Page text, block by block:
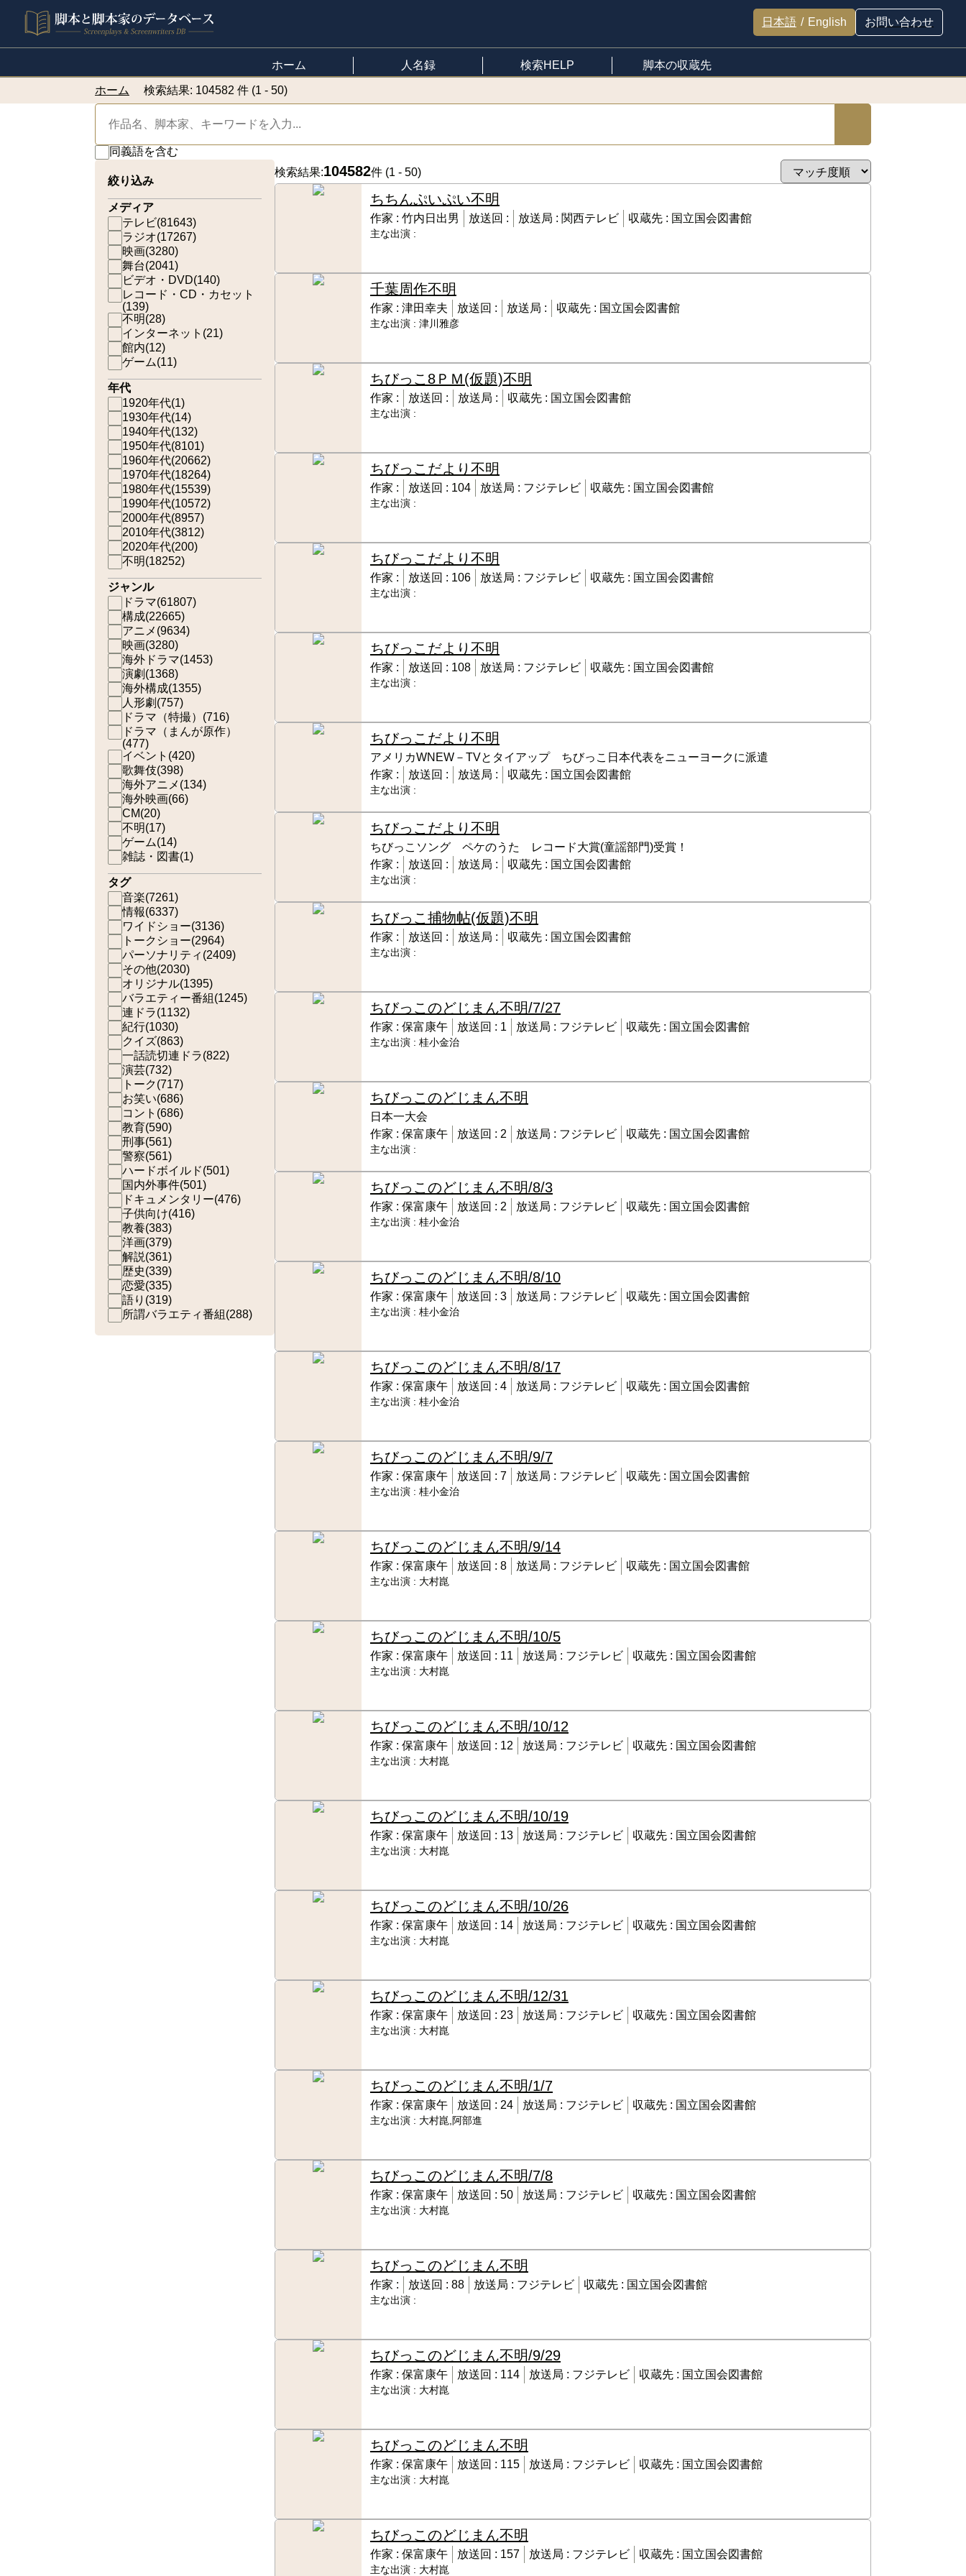
日本語 / English お問い合わせ
ホーム 人名録 検索HELP 脚本の収蔵先
ホーム 検索結果: 104582 件 (1 - 50)
同義語を含む
絞り込み
メディア
テレビ(81643)
ラジオ(17267)
映画(3280)
舞台(2041)
ビデオ・DVD(140)
レコード・CD・カセット
(139)
不明(28)
インターネット (21)
館内(12)
ゲーム(11)
年代
1920年代(1)
1930年代(14)
1940年代(132)
1950年代(8101)
1960年代(20662)
1970年代(18264)
1980年代(15539)
1990年代(10572)
2000年代(8957)
2010年代(3812)
2020年代(200)
不明(18252)
ジャンル
ドラマ(61807)
構成(22665)
アニメ (9634)
映画(3280)
海外ドラマ(1453)
演劇 (1368)
海外構成(1355)
人形劇 (757)
ドラマ（特撮） (716)
ドラマ（まんが原作）
(477)
イベント (420)
歌舞伎(398)
海外アニメ (134)
海外映画(66)
CM(20)
不明(17)
ゲーム(14)
雑誌・図書(1)
タグ
音楽(7261)
情報(6337)
ワイドショー(3136)
トークショー(2964)
パーソナリティ (2409)
その他(2030)
オリジナル(1395)
バラエティー番組(1245)
連ドラ(1132)
紀行(1030)
クイズ(863)
一話読切連ドラ(822)
演芸(732)
トーク(717)
お笑い(686)
コント (686)
教育(590)
刑事(561)
警察(561)
ハードボイルド(501)
国内外事件(501)
ドキュメンタリー(476)
子供向け(416)
教養(383)
洋画(379)
解説(361)
歴史(339)
恋愛(335)
語り (319)
所謂バラエティ番組(288)
検索結果:104582件 (1 - 50)
ちちんぷいぷい不明
作家 : 竹内日出男 放送回 : 放送局 : 関西テレビ 収蔵先 : 国立国会図書館
主な出演 :
千葉周作不明
作家 : 津田幸夫 放送回 : 放送局 : 収蔵先 : 国立国会図書館
主な出演 : 津川雅彦
ちびっこ8ＰＭ(仮題)不明
作家 : 放送回 : 放送局 : 収蔵先 : 国立国会図書館
主な出演 :
ちびっこだより 不明
作家 : 放送回 : 104 放送局 : フジテレビ 収蔵先 : 国立国会図書館
主な出演 :
ちびっこだより 不明
作家 : 放送回 : 106 放送局 : フジテレビ 収蔵先 : 国立国会図書館
主な出演 :
ちびっこだより 不明
作家 : 放送回 : 108 放送局 : フジテレビ 収蔵先 : 国立国会図書館
主な出演 :
ちびっこだより 不明
アメリカWNEW－TVとタイアップ ちびっこ日本代表をニューヨークに派遣
作家 :
放送回 : 放送局 : 収蔵先 : 国立国会図書館
主な出演 :
ちびっこだより 不明
ちびっこソング ペケのうた レコード大賞(童謡部門)受賞！
作家 :
放送回 : 放送局 : 収蔵先 : 国立国会図書館
主な出演 :
ちびっこ捕物帖(仮題)不明
作家 : 放送回 : 放送局 : 収蔵先 : 国立国会図書館
主な出演 :
ちびっこのどじまん不明/7/27
作家 : 保富康午 放送回 : 1 放送局 : フジテレビ 収蔵先 : 国立国会図書館
主な出演 : 桂小金治
ちびっこのどじまん不明
日本一大会
作家 : 保富康午 放送回 : 2 放送局 : フジテレビ 収蔵先 : 国立国会図書館
主な出演 :
ちびっこのどじまん不明/8/3
作家 : 保富康午 放送回 : 2 放送局 : フジテレビ 収蔵先 : 国立国会図書館
主な出演 : 桂小金治
ちびっこのどじまん不明/8/10
作家 : 保富康午 放送回 : 3 放送局 : フジテレビ 収蔵先 : 国立国会図書館
主な出演 : 桂小金治
ちびっこのどじまん不明/8/17
作家 : 保富康午 放送回 : 4 放送局 : フジテレビ 収蔵先 : 国立国会図書館
主な出演 : 桂小金治
ちびっこのどじまん不明/9/7
作家 : 保富康午 放送回 : 7 放送局 : フジテレビ 収蔵先 : 国立国会図書館
主な出演 : 桂小金治
ちびっこのどじまん不明/9/14
作家 : 保富康午 放送回 : 8 放送局 : フジテレビ 収蔵先 : 国立国会図書館
主な出演 : 大村崑
ちびっこのどじまん不明/10/5
作家 : 保富康午 放送回 : 11 放送局 : フジテレビ 収蔵先 : 国立国会図書館
主な出演 : 大村崑
ちびっこのどじまん不明/10/12
作家 : 保富康午 放送回 : 12 放送局 : フジテレビ 収蔵先 : 国立国会図書館
主な出演 : 大村崑
ちびっこのどじまん不明/10/19
作家 : 保富康午 放送回 : 13 放送局 : フジテレビ 収蔵先 : 国立国会図書館
主な出演 : 大村崑
ちびっこのどじまん不明/10/26
作家 : 保富康午 放送回 : 14 放送局 : フジテレビ 収蔵先 : 国立国会図書館
主な出演 : 大村崑
ちびっこのどじまん不明/12/31
作家 : 保富康午 放送回 : 23 放送局 : フジテレビ 収蔵先 : 国立国会図書館
主な出演 : 大村崑
ちびっこのどじまん不明/1/7
作家 : 保富康午 放送回 : 24 放送局 : フジテレビ 収蔵先 : 国立国会図書館
主な出演 : 大村崑,阿部進
ちびっこのどじまん不明/7/8
作家 : 保富康午 放送回 : 50 放送局 : フジテレビ 収蔵先 : 国立国会図書館
主な出演 : 大村崑
ちびっこのどじまん不明
作家 : 放送回 : 88 放送局 : フジテレビ 収蔵先 : 国立国会図書館
主な出演 :
ちびっこのどじまん不明/9/29
作家 : 保富康午 放送回 : 114 放送局 : フジテレビ 収蔵先 : 国立国会図書館
主な出演 : 大村崑
ちびっこのどじまん不明
作家 : 保富康午 放送回 : 115 放送局 : フジテレビ 収蔵先 : 国立国会図書館
主な出演 : 大村崑
ちびっこのどじまん不明
作家 : 保富康午 放送回 : 157 放送局 : フジテレビ 収蔵先 : 国立国会図書館
主な出演 : 大村崑